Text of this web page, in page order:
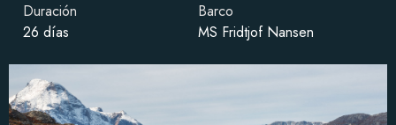
Duración
26 días
Barco
MS Fridtjof Nansen